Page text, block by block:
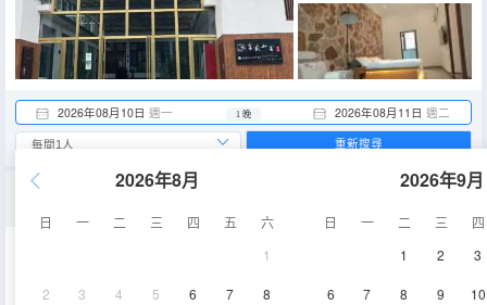
2026年08月10日 週一 2026年08月11日 週二
1 晚
2026年8月
日 一 二 三 四 五
六
1
2 3 4 5 6 7 8
2026年9月
日 一 二 三
四
1
2 3
6 7 8 9 10
重新搜尋
20-25㎡